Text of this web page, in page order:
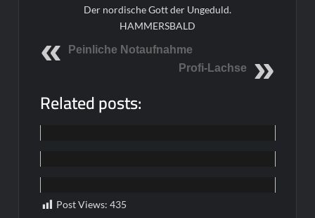
Der nordische Gott der Ungeduld.
HAMMERSBALD
Peinliche Notaufnahme
Profi-Lachse
Related posts:
Post Views: 435